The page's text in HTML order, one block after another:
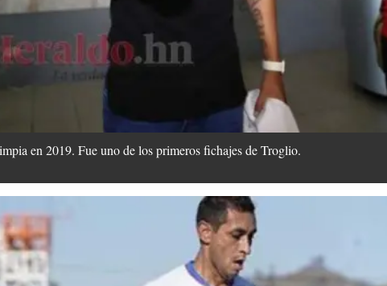
en 2019. Fue uno de los primeros fichajes de Troglio.